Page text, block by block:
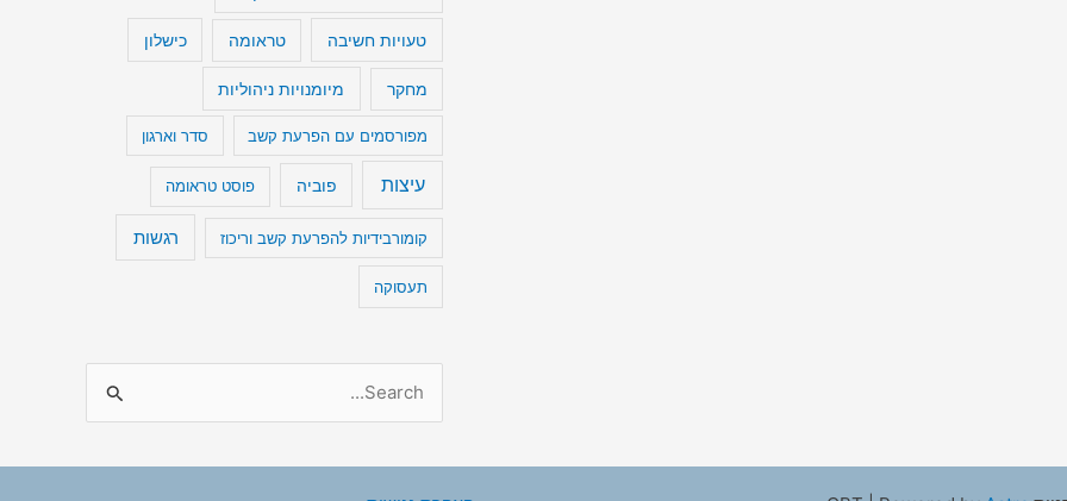
טעויות חשיבה טראומה כישלון
מחקר מיומנויות ניהוליות
מפורסמים עם הפרעת קשב סדר וארגון
עיצות פוביה פוסט טראומה
קומורבידיות להפרעת קשב וריכוז רגשות
תעסוקה
a